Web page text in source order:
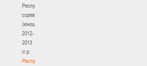
Республиканские
соревнования
(юноши)
2012-
2013
гг.р.
Республиканские